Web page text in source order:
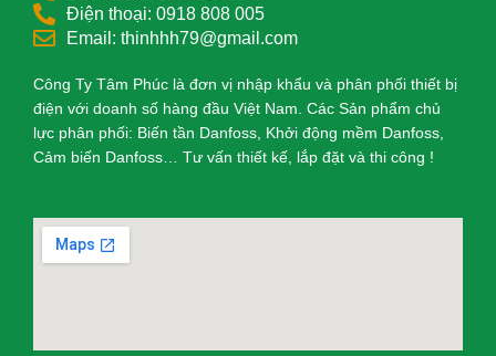
Điện thoại: 0918 808 005
Email: thinhhh79@gmail.com
Công Ty Tâm Phúc là đơn vị nhập khẩu và phân phối thiết bị
điện với doanh số hàng đầu Việt Nam. Các Sản phẩm chủ
lực phân phối: Biến tần Danfoss, Khởi động mềm Danfoss,
Cảm biến Danfoss… Tư vấn thiết kế, lắp đặt và thi công !